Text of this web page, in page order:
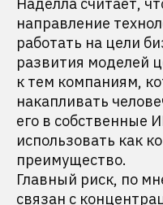
направление
работать на цели
развития моделей
к тем компаниям,
накапливать
его в собственные
использовать как
преимущество.
Главный риск, по
связан с